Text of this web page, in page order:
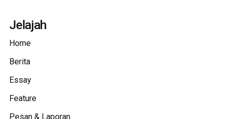
Jelajah
Home
Berita
Essay
Feature
Pesan & Laporan